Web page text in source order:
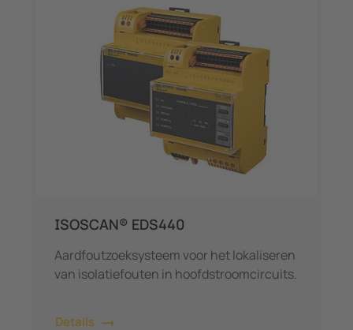
ISOSCAN® EDS440
Aardfoutzoeksysteem voor het lokaliseren
van isolatiefouten in hoofdstroomcircuits.
Details